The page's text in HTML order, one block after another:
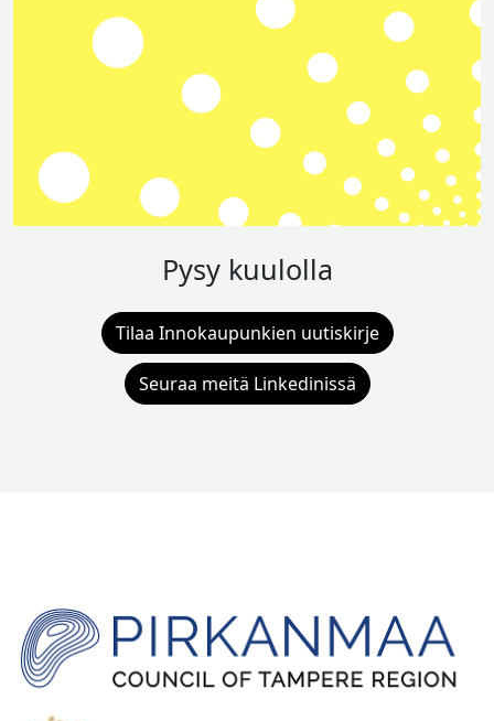
Pysy kuulolla
Tilaa Innokaupunkien uutiskirje
Seuraa meitä Linkedinissä